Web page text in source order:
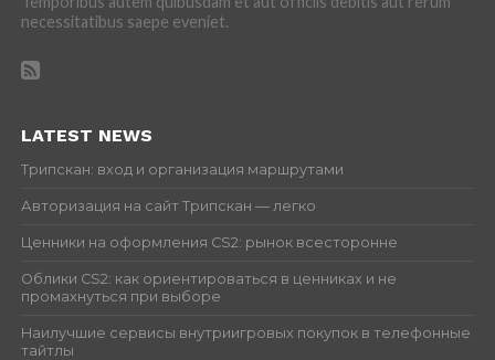
necessitatibus saepe eveniet.
LATEST NEWS
Трипскан: вход и организация маршрутами
Авторизация на сайт Трипскан — легко
Ценники на оформления CS2: рынок всесторонне
Облики CS2: как ориентироваться в ценниках и не
промахнуться при выборе
Наилучшие сервисы внутриигровых покупок в телефонные
тайтлы